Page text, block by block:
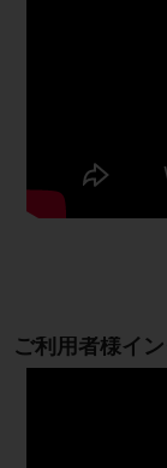
ご利用者様イ